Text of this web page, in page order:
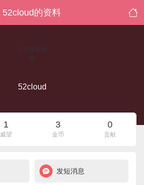
52cloud的资料
52cloud
1
威望
3
金币
0
贡献
发短消息